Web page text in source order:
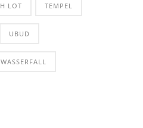
LOT TEMPEL
UBUD
WASSERFALL